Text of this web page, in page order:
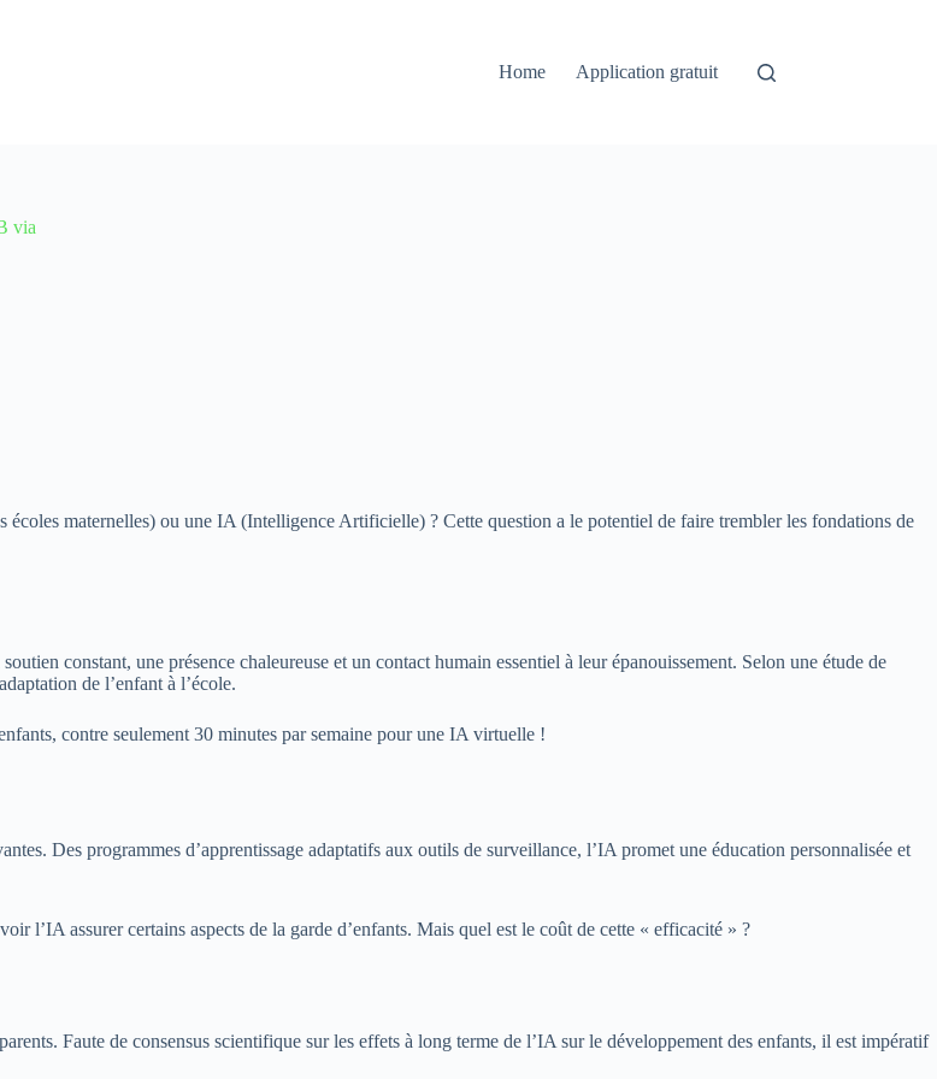
Home Application gratuit
via
maternelles) ou une IA (Intelligence Artificielle) ? Cette question a le potentiel de faire trembler les fondations de
constant, une présence chaleureuse et un contact humain essentiel à leur épanouissement. Selon une étude de
de l’enfant à l’école.
contre seulement 30 minutes par semaine pour une IA virtuelle !
Des programmes d’apprentissage adaptatifs aux outils de surveillance, l’IA promet une éducation personnalisée et
l’IA assurer certains aspects de la garde d’enfants. Mais quel est le coût de cette « efficacité » ?
Faute de consensus scientifique sur les effets à long terme de l’IA sur le développement des enfants, il est impératif